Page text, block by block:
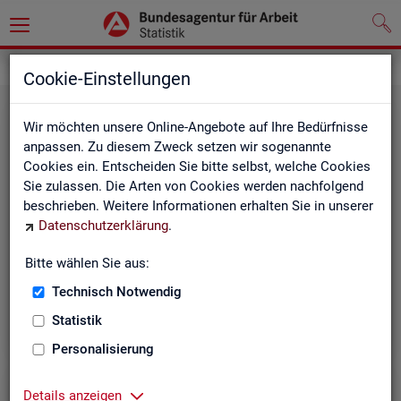
Cookie-Einstellungen
Wir möchten unsere Online-Angebote auf Ihre Bedürfnisse
anpassen. Zu diesem Zweck setzen wir sogenannte
Cookies ein. Entscheiden Sie bitte selbst, welche Cookies
Sie zulassen. Die Arten von Cookies werden nachfolgend
beschrieben. Weitere Informationen erhalten Sie in unserer
Datenschutzerklärung.
Bitte wählen Sie aus:
Technisch Notwendig
Statistik
Personalisierung
Details anzeigen
Me­tho­di­sche Hin­wei­se
Hintergrundinformationen und methodische Hinweise
zu den Fachstatistiken und weiteren Themen, z. B. zur